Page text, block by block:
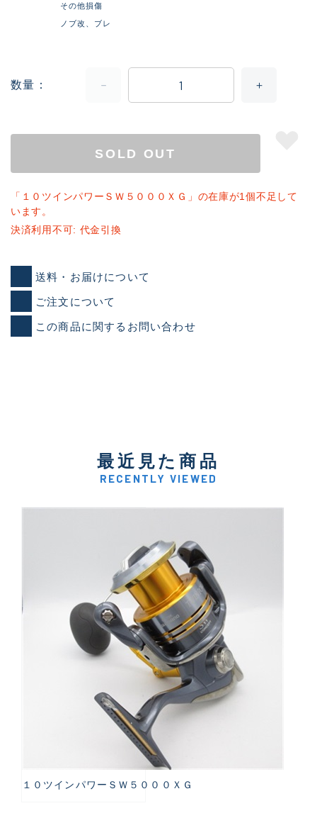
その他損傷
ノブ改、ブレ
数量
SOLD OUT
「１０ツインパワーＳＷ５０００ＸＧ」の在庫が1個不足して
います。
決済利用不可: 代金引換
送料・お届けについて
ご注文について
この商品に関するお問い合わせ
最近見た商品
RECENTLY VIEWED
１０ツインパワーＳＷ５０００ＸＧ